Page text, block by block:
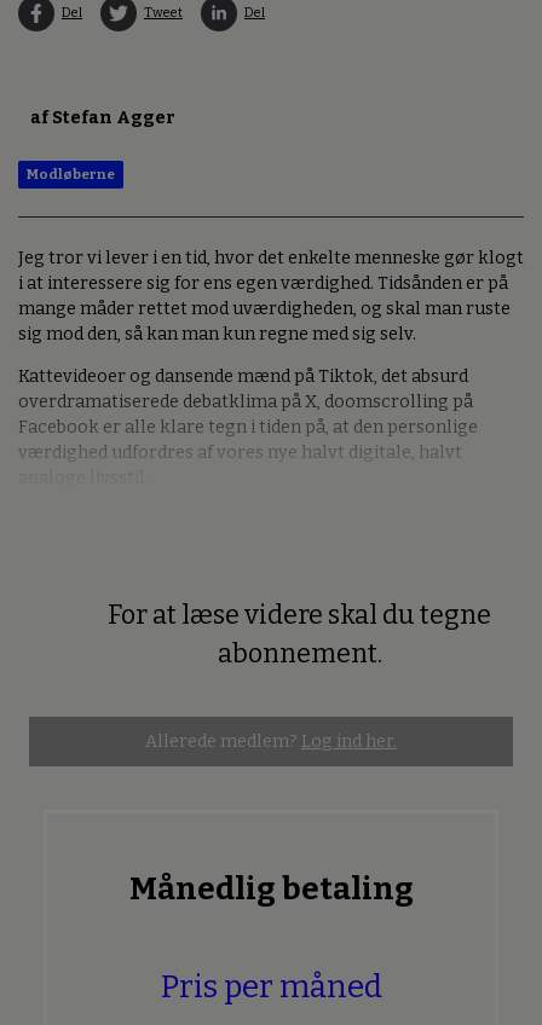
Del Tweet Del
af Stefan Agger
Modløberne
Jeg tror vi lever i en tid, hvor det enkelte menneske gør klogt
i at interessere sig for ens egen værdighed. Tidsånden er på
mange måder rettet mod uværdigheden, og skal man ruste
sig mod den, så kan man kun regne med sig selv.
Kattevideoer og dansende mænd på Tiktok, det absurd
overdramatiserede debatklima på X, doomscrolling på
Facebook er alle klare tegn i tiden på, at den personlige
værdighed udfordres af vores nye halvt digitale, halvt
For at læse videre skal du tegne
abonnement.
Allerede medlem? Log ind her.
Månedlig betaling
Pris per måned